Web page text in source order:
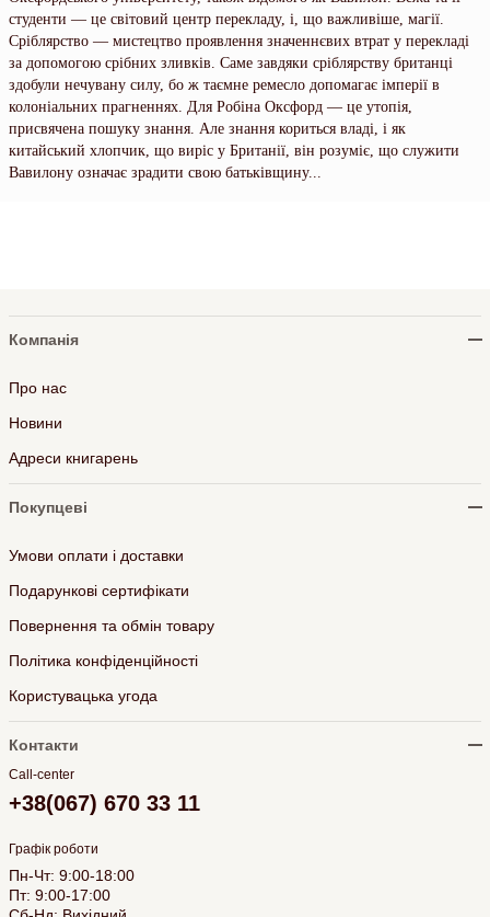
студенти — це світовий центр перекладу, і, що важливіше, магії.
Сріблярство — мистецтво проявлення значеннєвих втрат у перекладі
за допомогою срібних зливків. Саме завдяки сріблярству британці
здобули нечувану силу, бо ж таємне ремесло допомагає імперії в
колоніальних прагненнях. Для Робіна Оксфорд — це утопія,
присвячена пошуку знання. Але знання кориться владі, і як
китайський хлопчик, що виріс у Британії, він розуміє, що служити
Вавилону означає зрадити свою батьківщину...
Компанія
Про нас
Новини
Адреси книгарень
Покупцеві
Умови оплати і доставки
Подарункові сертифікати
Повернення та обмін товару
Політика конфіденційності
Користувацька угода
Контакти
Call-center
+38(067) 670 33 11
Графік роботи
Пн-Чт: 9:00-18:00
Пт: 9:00-17:00